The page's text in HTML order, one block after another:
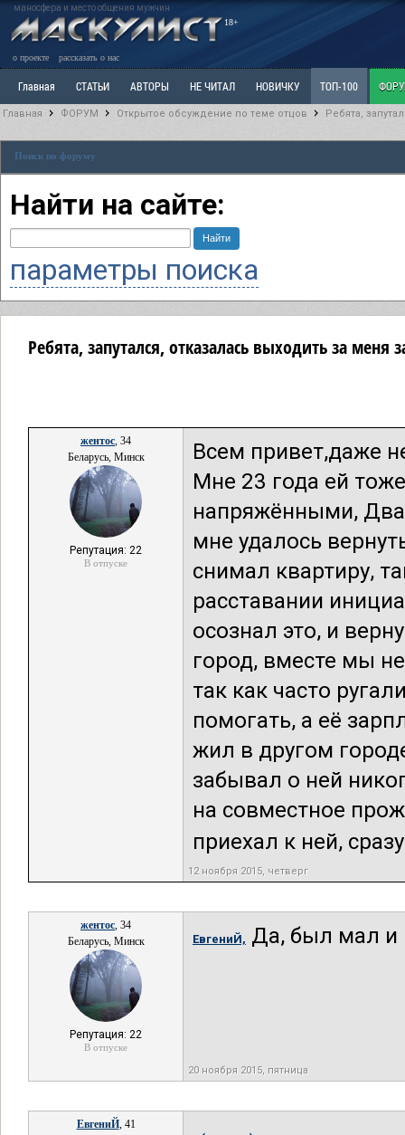
маносфера и место общения мужчин
18+
о проекте рассказать о нас
Главная СТАТЬИ АВТОРЫ НЕ ЧИТАЛ НОВИЧКУ ТОП-100
Ветка: Расстаюсь или Развожусь. САНЧАС Ветка: Наболевшее. Выскажись!
РАЗДЕЛ: Разное
Главная ФОРУМ Открытое обсуждение по теме отцов Ребята,
Поиск по форуму
Найти на сайте:
параметры поиска
Ребята, запутался, отказалась выходить за меня
жентос, 34
Беларусь, Минск
Репутация: 22
В отпуске
Всем привет,даже
Мне 23 года ей
напряжёнными, Два
мне удалось
снимал квартиру,
расставании
осознал это, и
город, вместе мы
так как часто
помогать, а её
жил в другом
забывал о ней
на совместное
приехал к ней,
12 ноября 2015, четверг
жентос, 34
Беларусь, Минск
Репутация: 22
В отпуске
ЕвгениЙ, Да, был мал и
20 ноября 2015, пятница
ЕвгениЙ, 41